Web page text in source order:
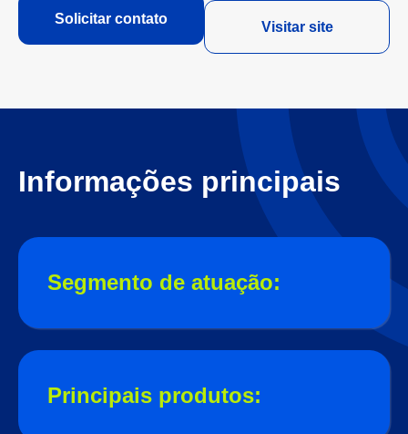
Solicitar contato
Visitar site
Informações principais
Segmento de atuação:
Principais produtos: